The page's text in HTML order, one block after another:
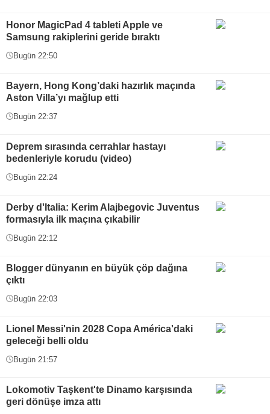
Honor MagicPad 4 tableti Apple ve
Samsung rakiplerini geride bıraktı
Bugün 22:50
Bayern, Hong Kong’daki hazırlık maçında
Aston Villa’yı mağlup etti
Bugün 22:37
Deprem sırasında cerrahlar hastayı
bedenleriyle korudu (video)
Bugün 22:24
Derby d'Italia: Kerim Alajbegovic Juventus
formasıyla ilk maçına çıkabilir
Bugün 22:12
Blogger dünyanın en büyük çöp dağına
çıktı
Bugün 22:03
Lionel Messi'nin 2028 Copa América'daki
geleceği belli oldu
Bugün 21:57
Lokomotiv Taşkent'te Dinamo karşısında
geri dönüşe imza attı